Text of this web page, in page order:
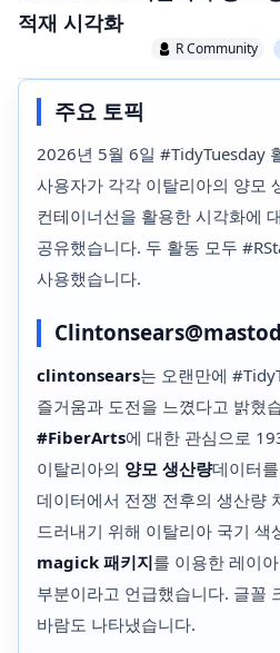
적재 시각화
R Community
주요 토픽
2026년 5월 6일 #TidyTuesday
사용자가 각각 이탈리아의 양모
컨테이너선을 활용한 시각화에
공유했습니다. 두 활동 모두
사용했습니다.
clintonsears는 오랜만에
즐거움과 도전을 느꼈다고 밝혔
#FiberArts에 대한 관심으로
이탈리아의 양모 생산량데이터
데이터에서 전쟁 전후의 생산량
드러내기 위해 이탈리아 국기 색
magick 패키지를 이용한 레이
부분이라고 언급했습니다. 글꼴
바람도 나타냈습니다.